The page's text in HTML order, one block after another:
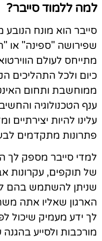
ללמוד סייבר?
הוא מונח הנובע
"ספינה" או
לעולם
ולכל התהליכים
ותחום
הטכנולוגיה
להיות יצירתיים
מתקדמים
סייבר מספק לך
תוקפים, עקרונות
להשתמש בהם
שאליו אתה
ידע מעמיק שיכול
ולסייע בהגנה